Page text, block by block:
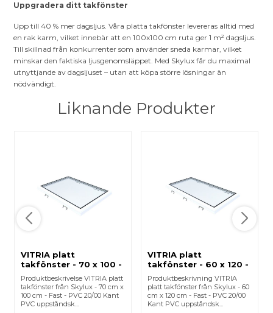
Uppgradera ditt takfönster
Upp till 40 % mer dagsljus. Våra platta takfönster levereras alltid med
en rak karm, vilket innebär att en 100x100 cm ruta ger 1 m² dagsljus.
Till skillnad från konkurrenter som använder sneda karmar, vilket
minskar den faktiska ljusgenomsläppet. Med Skylux får du maximal
utnyttjande av dagsljuset – utan att köpa större lösningar än
nödvändigt.
Liknande Produkter
VITRIA platt
takfönster - 70 x 100 -
Fast - PVC 20/00 Kant
Produktbeskrivelse VITRIA platt
takfönster från Skylux - 70 cm x
100 cm - Fast - PVC 20/00 Kant
PVC uppståndsk...
VITRIA platt
takfönster - 60 x 120 -
Fast - PVC 20/00 Kant
Produktbeskrivning VITRIA
platt takfönster från Skylux - 60
cm x 120 cm - Fast - PVC 20/00
Kant PVC uppståndsk...